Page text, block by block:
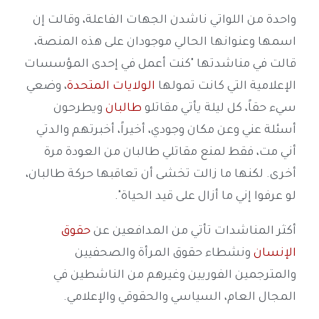
واحدة من اللواتي ناشدن الجهات الفاعلة، وقالت إن
اسمها وعنوانها الحالي موجودان على هذه المنصة،
قالت في مناشدتها "كنت أعمل في إحدى المؤسسات
الإعلامية التي كانت تمولها الولايات المتحدة، وضعي
سيء حقاً، كل ليلة يأتي مقاتلو طالبان ويطرحون
أسئلة عني وعن مكان وجودي، أخيراً، أخبرتهم والدتي
أني مت، فقط لمنع مقاتلي طالبان من العودة مرة
أخرى. لكنها ما زالت تخشى أن تعاقبها حركة طالبان،
لو عرفوا إني ما أزال على قيد الحياة".
أكثر المناشدات تأتي من المدافعين عن حقوق
الإنسان ونشطاء حقوق المرأة والصحفيين
والمترجمين الفوريين وغيرهم من الناشطين في
المجال العام، السياسي والحقوقي والإعلامي.